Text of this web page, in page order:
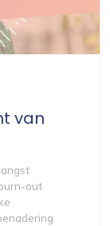
van
angst
out